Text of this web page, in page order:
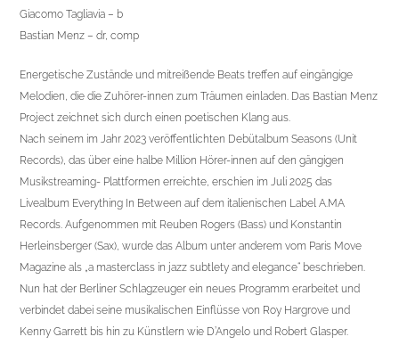
Giacomo Tagliavia – b
Bastian Menz – dr, comp
Energetische Zustände und mitreißende Beats treffen auf eingängige
Melodien, die die Zuhörer-innen zum Träumen einladen. Das Bastian Menz
Project zeichnet sich durch einen poetischen Klang aus.
Nach seinem im Jahr 2023 veröffentlichten Debütalbum Seasons (Unit
Records), das über eine halbe Million Hörer-innen auf den gängigen
Musikstreaming- Plattformen erreichte, erschien im Juli 2025 das
Livealbum Everything In Between auf dem italienischen Label A.MA
Records. Aufgenommen mit Reuben Rogers (Bass) und Konstantin
Herleinsberger (Sax), wurde das Album unter anderem vom Paris Move
Magazine als „a masterclass in jazz subtlety and elegance“ beschrieben.
Nun hat der Berliner Schlagzeuger ein neues Programm erarbeitet und
verbindet dabei seine musikalischen Einflüsse von Roy Hargrove und
Kenny Garrett bis hin zu Künstlern wie D’Angelo und Robert Glasper.